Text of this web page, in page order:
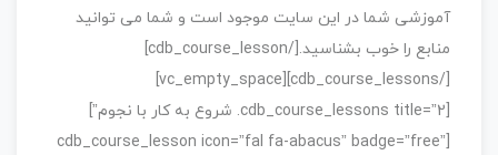
آموزشی شما در این سایت موجود است و شما می توانید
منابع را خوب بشناسید.[/cdb_course_lesson]
[/cdb_course_lessons][vc_empty_space]
[cdb_course_lessons title=”2. شروع به کار با نجوم”]
[cdb_course_lesson icon=”fal fa-abacus” badge=”free”